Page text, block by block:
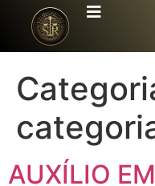
AUXÍLIO